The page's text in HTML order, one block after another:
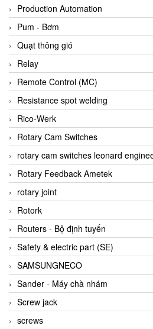
BirdX Vietnam
BK Vibro
Black Box
BlackBox Vietnam
BLAGDON PUMP
Bloom Engineering
Boneng
Bopp & Reuther Messtechnik
Bosch
Boydcorp
BRAUN Vietnam
Brinkmann Pumpen
BRONKHORST
Brook Instrument
Brooks Instrument Vietnam
Buhler
BURLING INSTRUMENTS
Burster
Production Automation
Pum - Bơm
Quạt thông gió
Relay
Remote Control (MC)
Resistance spot welding
Rico-Werk
Rotary Cam Switches
rotary cam switches leonard
Rotary Feedback Ametek
rotary joint
Rotork
Routers - Bộ định tuyến
Safety & electric part (SE)
SAMSUNGNECO
Sander - Máy chà nhám
Screw jack
screws